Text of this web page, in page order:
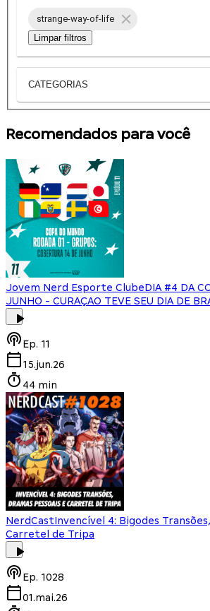
strange-way-of-life
Limpar filtros
CATEGORIAS
Recomendados para você
Jovem Nerd Esporte ClubeDIA #4 DA
JUNHO - CURAÇAO TEVE SEU DIA DE
Ep. 11
15.jun.26
44 min
NerdCastInvencível 4: Bigodes
Carretel de Tripa
Ep. 1028
01.mai.26